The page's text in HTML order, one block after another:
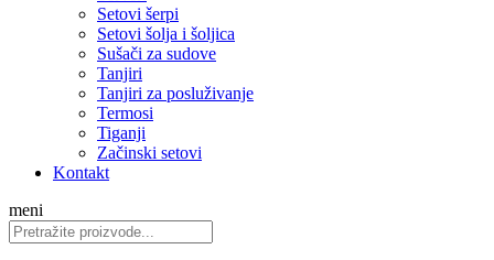
Setovi šerpi
Setovi šolja i šoljica
Sušači za sudove
Tanjiri
Tanjiri za posluživanje
Termosi
Tiganji
Začinski setovi
Kontakt
meni